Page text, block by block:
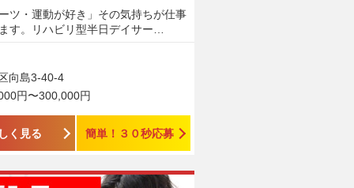
ツ・運動が好き」その気持ちが仕事
す。リハビリ型半日デイサー…
向島3-40-4
円〜300,000円
く見る 簡単！３０秒応募